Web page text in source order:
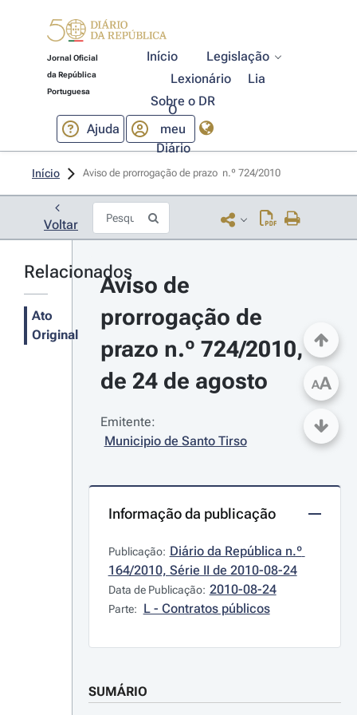
Jornal Oficial
da República
Portuguesa
Início
Legislação
Lexionário
Lia
Sobre o DR
Ajuda
O
meu
Diário
Início Aviso de prorrogação de prazo  n.º 724/2010
Voltar
Relacionados
Ato
Original
Aviso de
prorrogação de
prazo n.º 724/2010,
de 24 de agosto
Emitente:
Municipio de Santo Tirso
Informação da publicação
Publicação: Diário da República n.º
164/2010, Série II de 2010-08-24
Data de Publicação: 2010-08-24
Parte: L - Contratos públicos
SUMÁRIO
AA